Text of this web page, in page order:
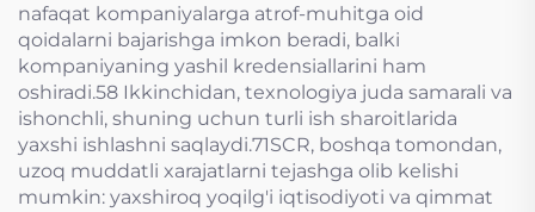
nafaqat kompaniyalarga atrof-muhitga oid
qoidalarni bajarishga imkon beradi, balki
kompaniyaning yashil kredensiallarini ham
oshiradi.58 Ikkinchidan, texnologiya juda samarali va
ishonchli, shuning uchun turli ish sharoitlarida
yaxshi ishlashni saqlaydi.71SCR, boshqa tomondan,
uzoq muddatli xarajatlarni tejashga olib kelishi
mumkin: yaxshiroq yoqilg'i iqtisodiyoti va qimmat